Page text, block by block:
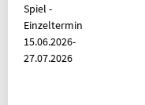
Spiel -
Einzeltermin
15.06.2026-
27.07.2026